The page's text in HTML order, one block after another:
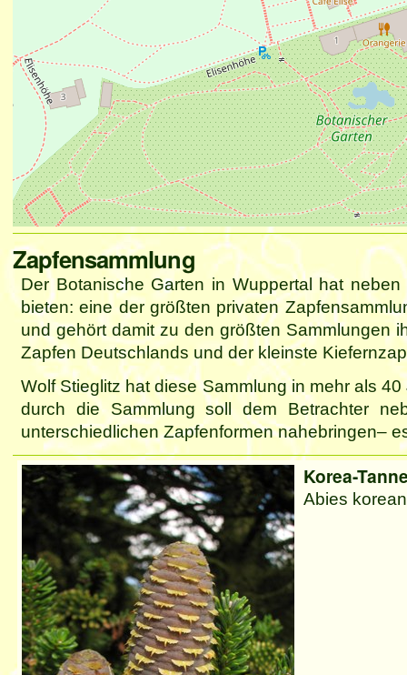
Zapfensammlung
Der Botanische Garten in Wuppertal hat
bieten: eine der größten privaten
und gehört damit zu den größten Sammlungen
Zapfen Deutschlands und der kleinste
Wolf Stieglitz hat diese Sammlung in mehr als
durch die Sammlung soll dem Betrachter
unterschiedlichen Zapfenformen nahebringen–
Korea-
Abies